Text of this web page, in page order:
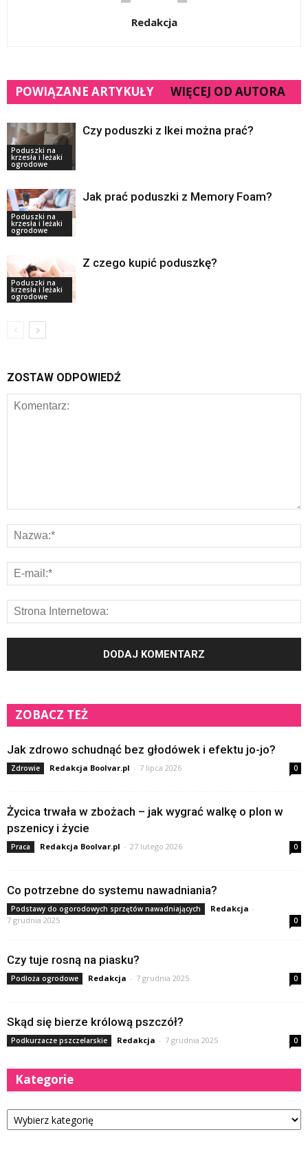
Redakcja
POWIĄZANE ARTYKUŁY WIĘCEJ OD AUTORA
Poduszki na
krzesła i leżaki
ogrodowe
Czy poduszki z Ikei można prać?
Poduszki na
krzesła i leżaki
ogrodowe
Jak prać poduszki z Memory Foam?
Poduszki na
krzesła i leżaki
ogrodowe
Z czego kupić poduszkę?
ZOSTAW ODPOWIEDŹ
ZOBACZ TEŻ
Jak zdrowo schudnąć bez głodówek i efektu jo-jo?
Zdrowie Redakcja Boolvar.pl - 7 lipca 2026 0
Życica trwała w zbożach – jak wygrać walkę o plon w
pszenicy i życie
Praca Redakcja Boolvar.pl - 27 lutego 2026 0
Co potrzebne do systemu nawadniania?
Podstawy do ogorodowych sprzętów nawadniających Redakcja -
7 grudnia 2025
0
Czy tuje rosną na piasku?
Podłoża ogrodowe Redakcja - 7 grudnia 2025 0
Skąd się bierze królową pszczół?
Podkurzacze pszczelarskie Redakcja - 7 grudnia 2025 0
Kategorie
Kategorie